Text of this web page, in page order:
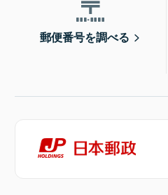
郵便番号を調べる